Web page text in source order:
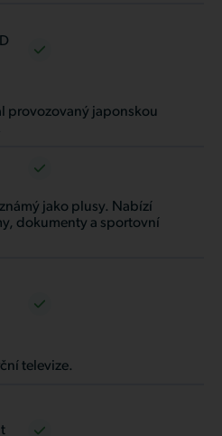
provozovaný japonskou
jako plusy. Nabízí
dokumenty a sportovní
televize.